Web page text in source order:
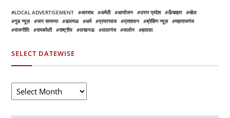
LOCAL ADVERTISEMENT अपराध अमेठी आयोजन उत्तर प्रदेश ऊँचाहार
खेल
गुड न्यूज़
जन समस्या डलमऊ धर्म प्रयागराज प्रशासन ब्रेकिंग न्यूज़
महाराजगंज
राजनीति
रायबरेली राष्ट्रीय लखनऊ लालगंज सलोन हादसा
SELECT DATEWISE